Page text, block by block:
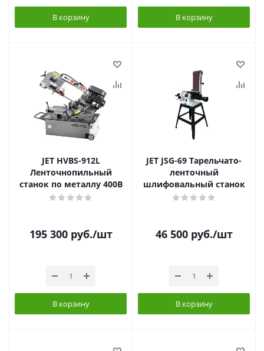
В корзину В корзину
JET HVBS-912L
Ленточнопильный
станок по металлу 400В
195 300руб./шт
В корзину
JET JSG-69 Тарельчато-
ленточный
шлифовальный станок
46 500руб./шт
В корзину